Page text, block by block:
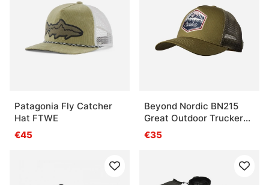
Patagonia Fly Catcher
Hat FTWE
€45
Beyond Nordic BN215
Great Outdoor Trucker
Cap G-Moss Green
€35